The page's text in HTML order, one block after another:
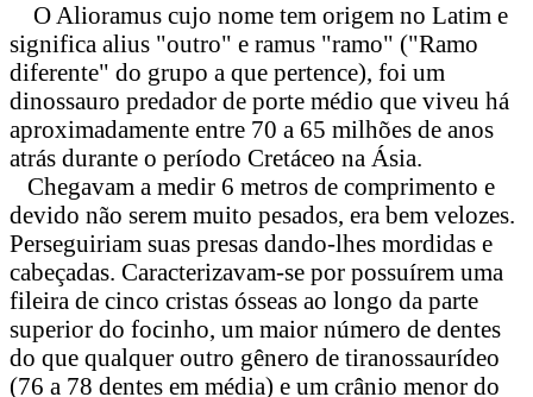
O Alioramus cujo nome tem origem no Latim e
significa alius "outro" e ramus "ramo" ("Ramo
diferente" do grupo a que pertence), foi um
dinossauro predador de porte médio que viveu há
aproximadamente entre 70 a 65 milhões de anos
atrás durante o período Cretáceo na Ásia.
Chegavam a medir 6 metros de comprimento e
devido não serem muito pesados, era bem velozes.
Perseguiriam suas presas dando-lhes mordidas e
cabeçadas. Caracterizavam-se por possuírem uma
fileira de cinco cristas ósseas ao longo da parte
superior do focinho, um maior número de dentes
do que qualquer outro gênero de tiranossaurídeo
(76 a 78 dentes em média) e um crânio menor do